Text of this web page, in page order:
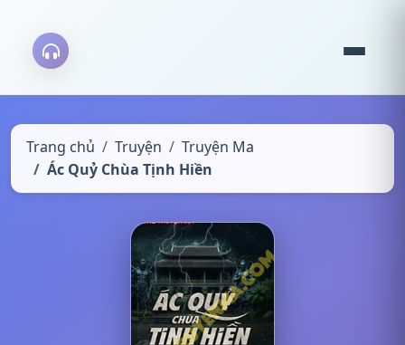
Trang chủ Truyện
Truyện Ma
Ác Quỷ Chùa Tịnh Hiền